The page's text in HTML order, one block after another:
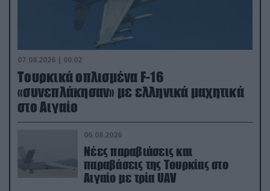
07.08.2026 | 00:02
Τουρκικά οπλισμένα F-16
«συνεπλάκησαν» με ελληνικά μαχητικά
στο Αιγαίο
06.08.2026
Νέες παραβιάσεις και
παραβάσεις της Τουρκίας στο
Αιγαίο με τρία UAV